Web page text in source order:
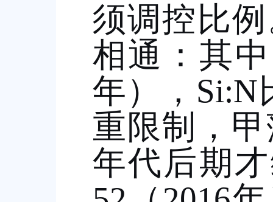
须调控比
相通：其
年）， Si:N
重限制，
年代后期